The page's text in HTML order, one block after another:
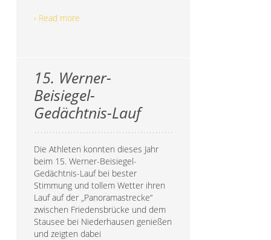
› Read more
15. Werner-
Beisiegel-
Gedächtnis-Lauf
Die Athleten konnten dieses Jahr
beim 15. Werner-Beisiegel-
Gedächtnis-Lauf bei bester
Stimmung und tollem Wetter ihren
Lauf auf der „Panoramastrecke“
zwischen Friedensbrücke und dem
Stausee bei Niederhausen genießen
und zeigten dabei